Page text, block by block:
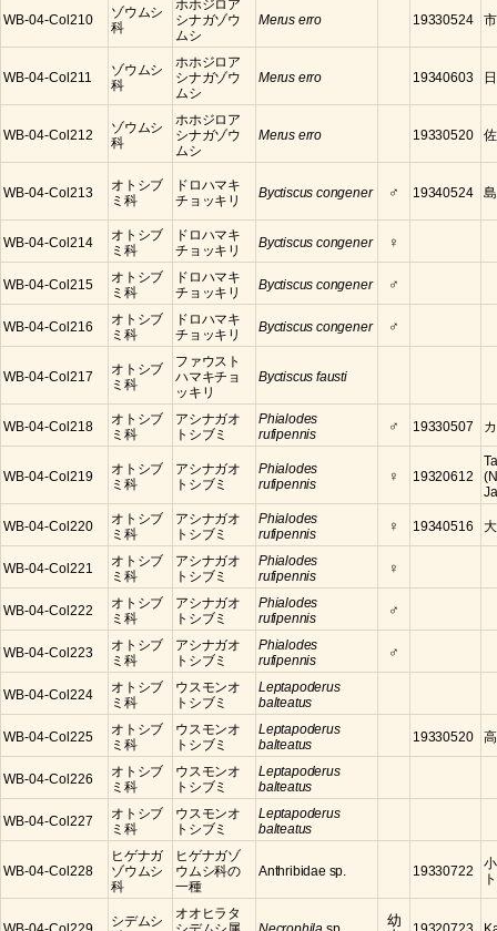
WB-04-Col210
ゾウムシ
科
ホホジロア
シナガゾウ
ムシ
Merus erro 19330524
WB-04-Col211
ゾウムシ
科
ホホジロア
シナガゾウ
ムシ
Merus erro 19340603
WB-04-Col212
ゾウムシ
科
ホホジロア
シナガゾウ
ムシ
Merus erro 19330520
WB-04-Col213
オトシブ
ミ科
ドロハマキ
チョッキリ
Byctiscus congener ♂ 19340524
WB-04-Col214
オトシブ
ミ科
ドロハマキ
チョッキリ
Byctiscus congener ♀
WB-04-Col215
オトシブ
ミ科
ドロハマキ
チョッキリ
Byctiscus congener ♂
WB-04-Col216
オトシブ
ミ科
ドロハマキ
チョッキリ
Byctiscus congener ♂
WB-04-Col217
オトシブ
ミ科
ファウスト
ハマキチョ
ッキリ
Byctiscus fausti
WB-04-Col218
オトシブ
ミ科
アシナガオ
トシブミ
Phialodes
rufipennis
♂ 19330507
WB-04-Col219
オトシブ
ミ科
アシナガオ
トシブミ
Phialodes
rufipennis
♀ 19320612
WB-04-Col220
オトシブ
ミ科
アシナガオ
トシブミ
Phialodes
rufipennis
♀ 19340516
WB-04-Col221
オトシブ
ミ科
アシナガオ
トシブミ
Phialodes
rufipennis
♀
WB-04-Col222
オトシブ
ミ科
アシナガオ
トシブミ
Phialodes
rufipennis
♂
WB-04-Col223
オトシブ
ミ科
アシナガオ
トシブミ
Phialodes
rufipennis
♂
WB-04-Col224
オトシブ
ミ科
ウスモンオ
トシブミ
Leptapoderus
balteatus
WB-04-Col225
オトシブ
ミ科
ウスモンオ
トシブミ
Leptapoderus
balteatus
19330520
WB-04-Col226
オトシブ
ミ科
ウスモンオ
トシブミ
Leptapoderus
balteatus
WB-04-Col227
オトシブ
ミ科
ウスモンオ
トシブミ
Leptapoderus
balteatus
WB-04-Col228
ヒゲナガ
ゾウムシ
科
ヒゲナガゾ
ウムシ科の
一種
Anthribidae sp. 19330722
ト
シデムシ
オオヒラタ
幼